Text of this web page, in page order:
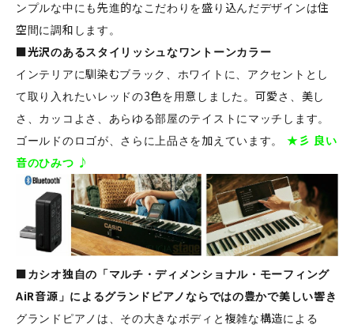
ンプルな中にも先進的なこだわりを盛り込んだデザインは住
空間に調和します。
■光沢のあるスタイリッシュなワントーンカラー
インテリアに馴染むブラック、ホワイトに、アクセントとし
て取り入れたいレッドの3色を用意しました。可愛さ、美し
さ、カッコよさ、あらゆる部屋のテイストにマッチします。
ゴールドのロゴが、さらに上品さを加えています。 ★彡 良い
音のひみつ ♪
■カシオ独自の「マルチ・ディメンショナル・モーフィング
AiR音源」によるグランドピアノならではの豊かで美しい響き
グランドピアノは、その大きなボディと複雑な構造による